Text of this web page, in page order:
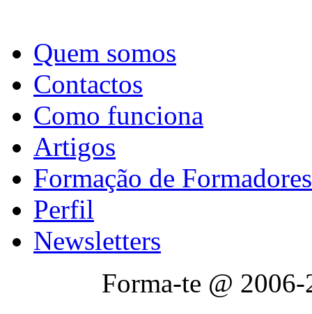
Quem somos
Contactos
Como funciona
Artigos
Formação de Formadores
Perfil
Newsletters
Forma-te @